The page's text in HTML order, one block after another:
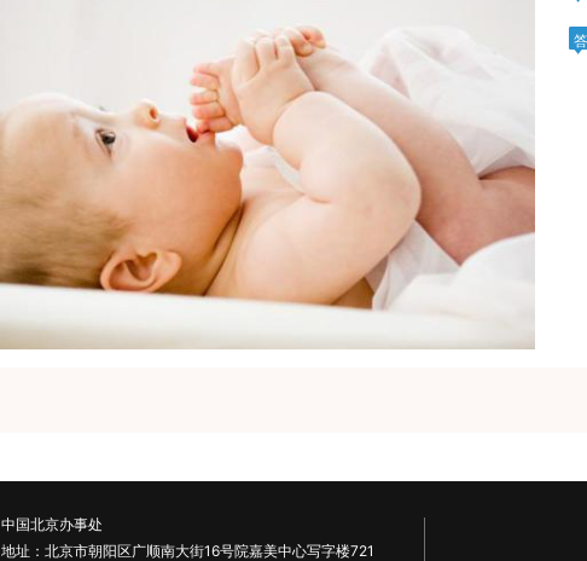
答
中国北京办事处
地址：北京市朝阳区广顺南大街16号院嘉美中心写字楼721